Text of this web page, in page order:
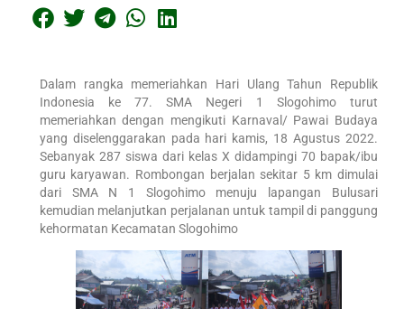
Dalam rangka memeriahkan Hari Ulang Tahun Republik
Indonesia ke 77. SMA Negeri 1 Slogohimo turut
memeriahkan dengan mengikuti Karnaval/ Pawai Budaya
yang diselenggarakan pada hari kamis, 18 Agustus 2022.
Sebanyak 287 siswa dari kelas X didampingi 70 bapak/ibu
guru karyawan. Rombongan berjalan sekitar 5 km dimulai
dari SMA N 1 Slogohimo menuju lapangan Bulusari
kemudian melanjutkan perjalanan untuk tampil di panggung
kehormatan Kecamatan Slogohimo